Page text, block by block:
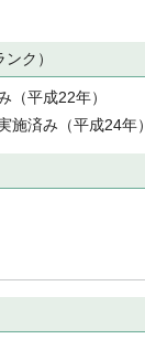
ク）
（平成22年）
施済み（平成24年）